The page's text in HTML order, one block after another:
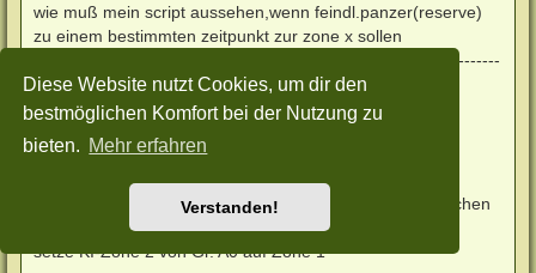
Diese Website nutzt Cookies, um dir den
bestmöglichen Komfort bei der Nutzung zu
bieten. Mehr erfahren
Verstanden!
wie muß mein script aussehen,wenn feindl.panzer(reserve)
zu einem bestimmten zeitpunkt zur zone x sollen
------------------------------------------------------------------------------
-
oberes Kästchen
unteres Kästchen
Setze KI-Verhalten von (z.B.) A0 auf panzer-Zone bewachen
setze KI-Zone 1 von Gr. A0 auf Zone (wieder z.B.) 1
setze KI-Zone 2 von Gr. A0 auf Zone 1